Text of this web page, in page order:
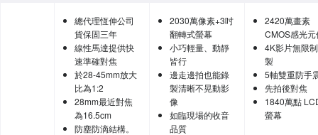
全片幅無反微單
眼鏡頭
總代理恆伸公司
貨保固三年
線性馬達提供快
速準確對焦
於28-45mm放大
比為1:2
28mm最近對焦
為16.5cm
防塵防滴結構。
2030萬像素+3吋
翻轉式螢幕
小巧輕量、動靜
皆行
邊走邊拍也能錄
製清晰不晃動影
像
如臨現場的收音
品質
2420萬畫素
CMOS感光元
4K影片無限
製
5軸雙重防手
先拍後對焦
1840萬點
螢幕